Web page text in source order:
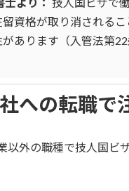
留資格が取り消される
があります（入管法第
への転職で
以外の職種で技人国ビ